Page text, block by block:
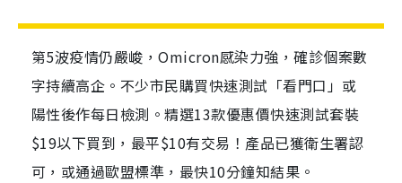
第5波疫情仍嚴峻，Omicron感染力強，確診個案數
字持續高企。不少市民購買快速測試「看門口」或
陽性後作每日檢測。精選13款優惠價快速測試套裝
$19以下買到，最平$10有交易！產品已獲衛生署認
可，或通過歐盟標準，最快10分鐘知結果。